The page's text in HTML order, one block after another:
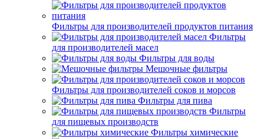
Фильтры для производителей продуктов питания
Фильтры
для производителей масел
Фильтры для воды
Мешочные фильтры
Фильтры для производителей соков и морсов
Фильтры для пива
Фильтры
для пищевых производств
Фильтры химические